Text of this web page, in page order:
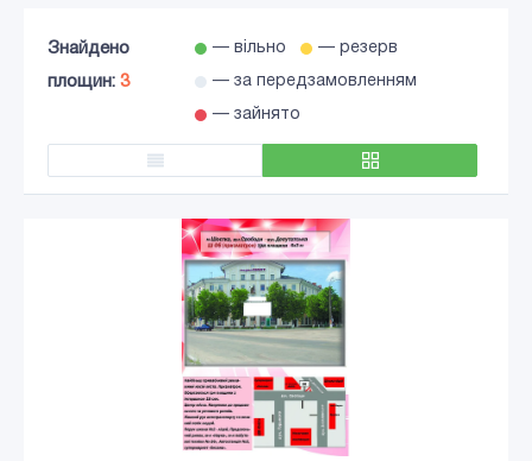
Знайдено
площин: 3
— вільно — резерв
— за передзамовленням
— зайнято